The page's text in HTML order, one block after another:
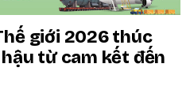
giới 2026 thúc
từ cam kết đến